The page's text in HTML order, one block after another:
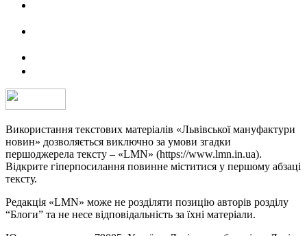
Використання текстових матеріалів «Львівської мануфактури
новин» дозволяється виключно за умови згадки
першоджерела тексту – «LMN» (https://www.lmn.in.ua).
Відкрите гіперпосилання повинне міститися у першому абзаці
тексту.
Редакція «LMN» може не розділяти позицію авторів розділу
“Блоги” та не несе відповідальність за їхні матеріали.